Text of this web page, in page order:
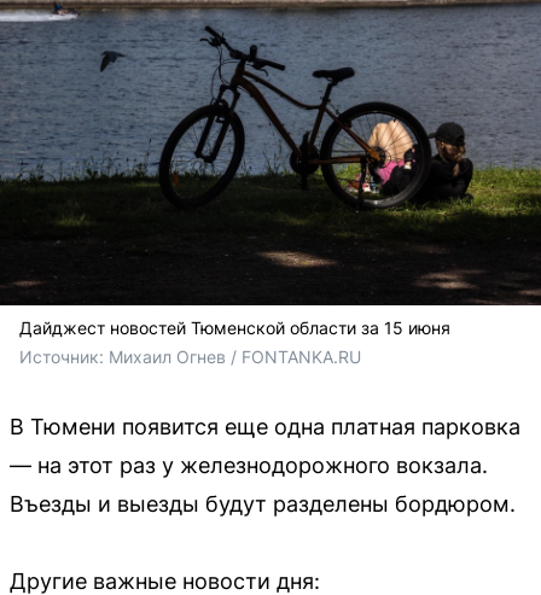
Дайджест новостей Тюменской области за 15 июня
Источник: Михаил Огнев / FONTANKA.RU
В Тюмени появится еще одна платная парковка
— на этот раз у железнодорожного вокзала.
Въезды и выезды будут разделены бордюром.
Другие важные новости дня: